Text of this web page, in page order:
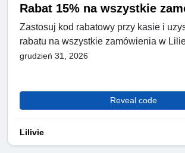
Rabat 15% na wszystkie
Zastosuj kod rabatowy przy kasie i
rabatu na wszystkie zamówienia w
grudzień 31, 2026
Reveal code
Lilivie